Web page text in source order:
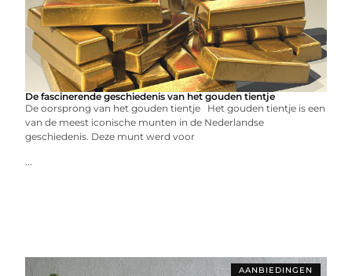
De fascinerende geschiedenis van het gouden tientje
De oorsprong van het gouden tientje Het gouden tientje is een
van de meest iconische munten in de Nederlandse
geschiedenis. Deze munt werd voor
...
AANBIEDINGEN